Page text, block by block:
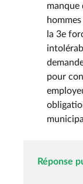
manque
la 3e
pour
Réponse